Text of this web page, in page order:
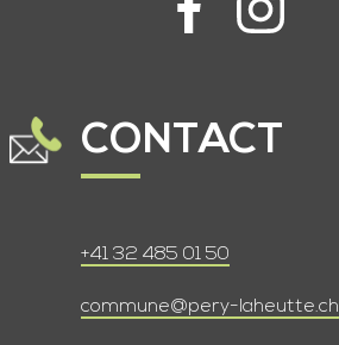
CONTACT
+41 32 485 01 50
commune@pery-laheutte.ch